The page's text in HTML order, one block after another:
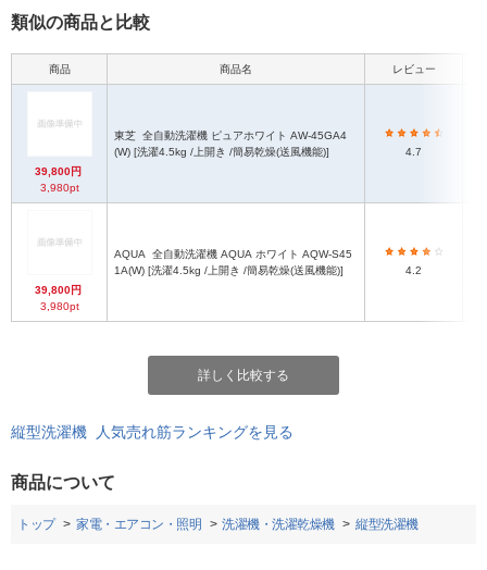
類似の商品と比較
商品 商品名 レビュー
39,800円
3,980pt
東芝
(W) [洗濯4.5kg /上開き /簡易乾燥(送風機能)]
4.7
39,800円
3,980pt
AQUA
1A(W) [洗濯4.5kg /上開き /簡易乾燥(送風機能)]
4.2
詳しく比較する
縦型洗濯機 人気売れ筋ランキングを見る
商品について
トップ 家電・エアコン・照明 洗濯機・洗濯乾燥機 縦型洗濯機